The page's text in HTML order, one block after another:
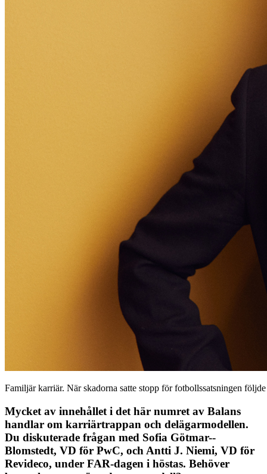
Familjär karriär. När skadorna satte stopp för fotbollssatsningen
Mycket av innehållet i det här numret av Balans
handlar om karriärtrappan och delägarmodellen.
Du diskuterade frågan med Sofia Götmar-­
Blomstedt, VD för PwC, och Antti J. Niemi, VD för
Revideco, under FAR-dagen i höstas. Behöver